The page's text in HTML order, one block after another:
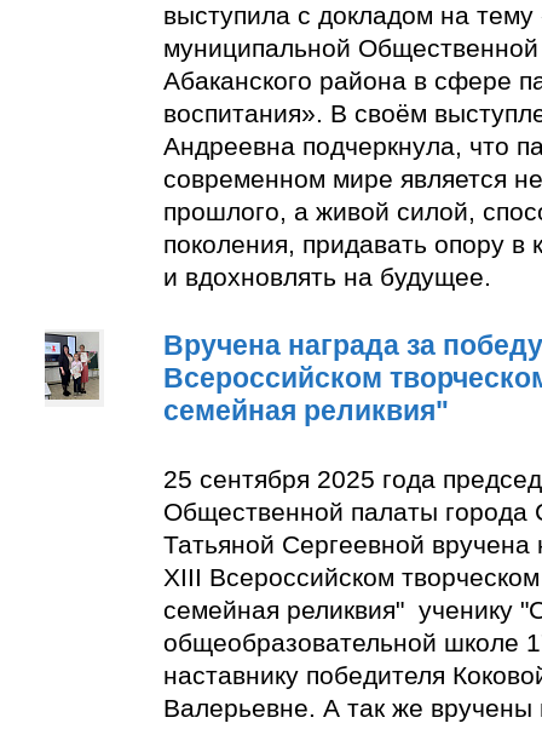
выступила с докладом на
муниципальной
Абаканского района в сфере
воспитания». В своём
Андреевна подчеркнула, что
современном мире является
прошлого, а живой силой,
поколения, придавать опору в
и вдохновлять на будущее.
Вручена награда за
Всероссийском
семейная реликвия"
25 сентября 2025 года
Общественной палаты города
Татьяной Сергеевной вручена
XIII Всероссийском
семейная реликвия" ученику
общеобразовательной школе
наставнику победителя
Валерьевне. А так же вручены